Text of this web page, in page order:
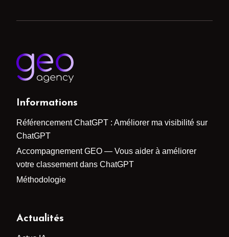
Informations
Référencement ChatGPT : Améliorer ma visibilité sur
ChatGPT
Accompagnement GEO — Vous aider à améliorer
votre classement dans ChatGPT
Méthodologie
Actualités